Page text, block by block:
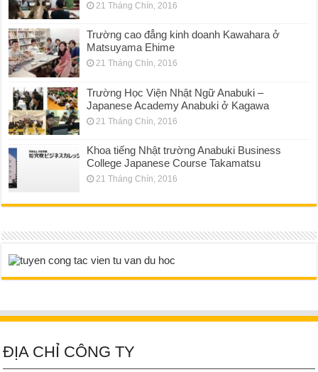
21 Tháng Chín, 2016
Trường cao đẳng kinh doanh Kawahara ở
Matsuyama Ehime
21 Tháng Chín, 2016
Trường Học Viện Nhật Ngữ Anabuki –
Japanese Academy Anabuki ở Kagawa
21 Tháng Chín, 2016
Khoa tiếng Nhật trường Anabuki Business
College Japanese Course Takamatsu
21 Tháng Chín, 2016
ĐỊA CHỈ CÔNG TY